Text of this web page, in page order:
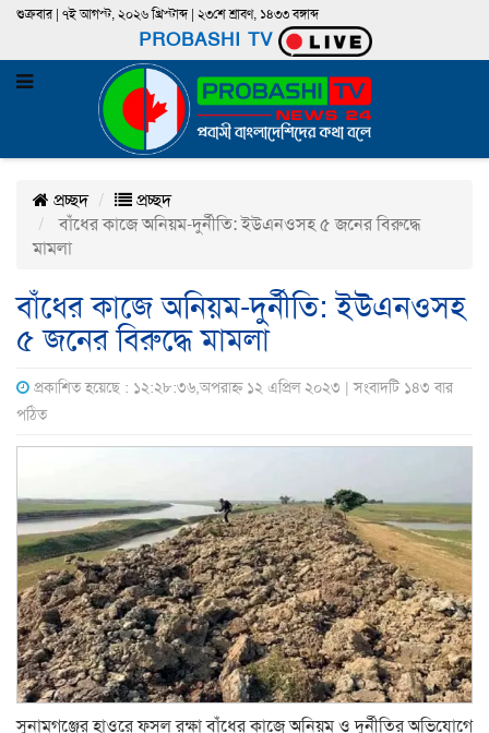
শুক্রবার | ৭ই আগস্ট, ২০২৬ খ্রিস্টাব্দ | ২৩শে শ্রাবণ, ১৪৩৩ বঙ্গাব্দ
PROBASHI TV
প্রচ্ছদ
প্রচ্ছদ
বাঁধের কাজে অনিয়ম-দুর্নীতি: ইউএনওসহ ৫ জনের বিরুদ্ধে
মামলা
বাঁধের কাজে অনিয়ম-দুর্নীতি: ইউএনওসহ
৫ জনের বিরুদ্ধে মামলা
প্রকাশিত হয়েছে : ১২:২৮:৩৬,অপরাহ্ন ১২ এপ্রিল ২০২৩ | সংবাদটি ১৪৩ বার
পঠিত
সুনামগঞ্জের হাওরে ফসল রক্ষা বাঁধের কাজে অনিয়ম ও দুর্নীতির অভিযোগে